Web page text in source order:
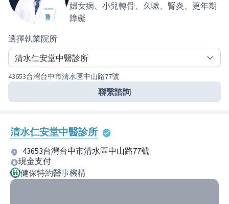
婦女病、小兒轉骨、久嗽、腎炎、更年期
障礙
選擇執業院所
43653台灣台中市清水區中山路77號
聯繫諮詢
清水仁安堂中醫診所
43653台灣台中市清水區中山路77號
現金支付
健保特約醫事機構